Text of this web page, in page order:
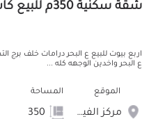
شقة سكنية 350م للبيع كاش بمركز الفيوم الفيوم
اربع بيوت للبيع ع البحر درامات خلف برج
ع البحر واخدين الوجهه كله ...
الموقع
مركز الفيوم
المساحة